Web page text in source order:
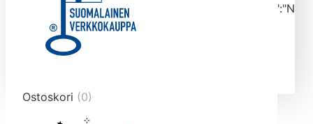
data-original-query-vars="[]" data-page="1"
data-max-pages="4511" data-start="1" data-
end="10">
Ostoskori (0)